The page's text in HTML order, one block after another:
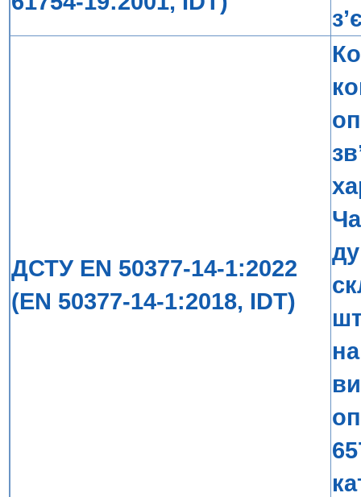
ДСТУ EN 50377-14-1:2022
(EN 50377-14-1:2018, IDT)